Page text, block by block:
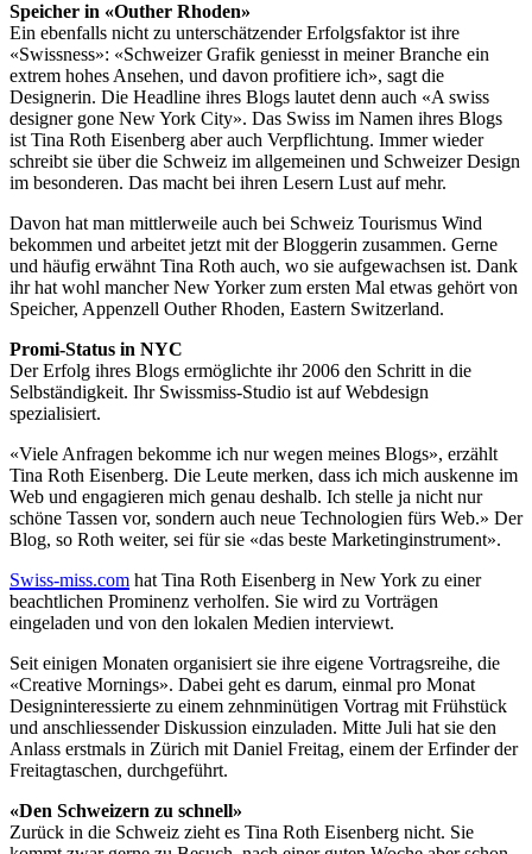
Speicher in «Outher Rhoden»
Ein ebenfalls nicht zu unterschätzender Erfolgsfaktor ist ihre
«Swissness»: «Schweizer Grafik geniesst in meiner Branche ein
extrem hohes Ansehen, und davon profitiere ich», sagt die
Designerin. Die Headline ihres Blogs lautet denn auch «A swiss
designer gone New York City». Das Swiss im Namen ihres Blogs
ist Tina Roth Eisenberg aber auch Verpflichtung. Immer wieder
schreibt sie über die Schweiz im allgemeinen und Schweizer Design
im besonderen. Das macht bei ihren Lesern Lust auf mehr.
Davon hat man mittlerweile auch bei Schweiz Tourismus Wind
bekommen und arbeitet jetzt mit der Bloggerin zusammen. Gerne
und häufig erwähnt Tina Roth auch, wo sie aufgewachsen ist. Dank
ihr hat wohl mancher New Yorker zum ersten Mal etwas gehört von
Speicher, Appenzell Outher Rhoden, Eastern Switzerland.
Promi-Status in NYC
Der Erfolg ihres Blogs ermöglichte ihr 2006 den Schritt in die
Selbständigkeit. Ihr Swissmiss-Studio ist auf Webdesign
spezialisiert.
«Viele Anfragen bekomme ich nur wegen meines Blogs», erzählt
Tina Roth Eisenberg. Die Leute merken, dass ich mich auskenne im
Web und engagieren mich genau deshalb. Ich stelle ja nicht nur
schöne Tassen vor, sondern auch neue Technologien fürs Web.» Der
Blog, so Roth weiter, sei für sie «das beste Marketinginstrument».
Swiss-miss.com hat Tina Roth Eisenberg in New York zu einer
beachtlichen Prominenz verholfen. Sie wird zu Vorträgen
eingeladen und von den lokalen Medien interviewt.
Seit einigen Monaten organisiert sie ihre eigene Vortragsreihe, die
«Creative Mornings». Dabei geht es darum, einmal pro Monat
Designinteressierte zu einem zehnminütigen Vortrag mit Frühstück
und anschliessender Diskussion einzuladen. Mitte Juli hat sie den
Anlass erstmals in Zürich mit Daniel Freitag, einem der Erfinder der
Freitagtaschen, durchgeführt.
«Den Schweizern zu schnell»
Zurück in die Schweiz zieht es Tina Roth Eisenberg nicht. Sie